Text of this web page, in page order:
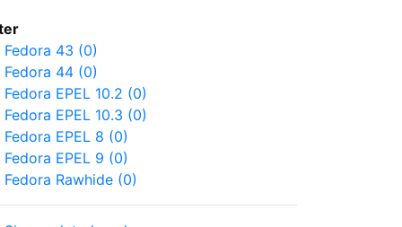
Fedora 43 (0)
Fedora 44 (0)
Fedora EPEL 10.2 (0)
Fedora EPEL 10.3 (0)
Fedora EPEL 8 (0)
Fedora EPEL 9 (0)
Fedora Rawhide (0)